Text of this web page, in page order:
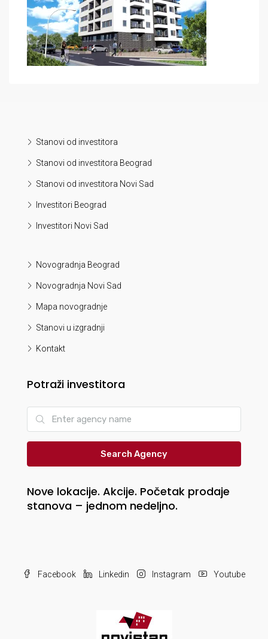
Stanovi od investitora
Stanovi od investitora Beograd
Stanovi od investitora Novi Sad
Investitori Beograd
Investitori Novi Sad
Novogradnja Beograd
Novogradnja Novi Sad
Mapa novogradnje
Stanovi u izgradnji
Kontakt
Potraži investitora
Search Agency
Nove lokacije. Akcije. Početak prodaje
stanova – jednom nedeljno.
Facebook Linkedin Instagram Youtube